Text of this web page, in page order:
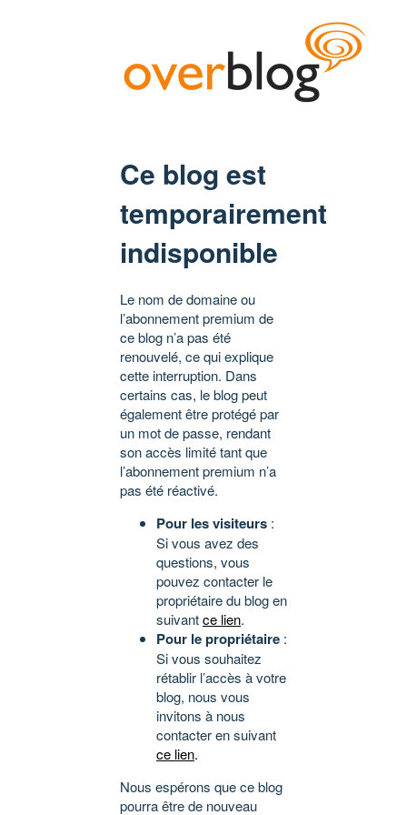
Ce blog est
temporairement
indisponible
Le nom de domaine ou
l’abonnement premium de
ce blog n’a pas été
renouvelé, ce qui explique
cette interruption. Dans
certains cas, le blog peut
également être protégé par
un mot de passe, rendant
son accès limité tant que
l’abonnement premium n’a
pas été réactivé.
Pour les visiteurs :
Si vous avez des
questions, vous
pouvez contacter le
propriétaire du blog en
suivantce lien.
Pour le propriétaire :
Si vous souhaitez
rétablir l’accès à votre
blog, nous vous
invitons à nous
contacter en suivant
ce lien.
Nous espérons que ce blog
pourra être de nouveau